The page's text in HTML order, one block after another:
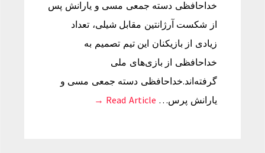
خداحافظی دسته جمعی مسی و یارانش پس
از شکست آرژانتین مقابل شیلی، تعداد
زیادی از بازیکنان این تیم تصمیم به
خداحافظی از بازی‌های ملی
گرفته‌اند.خداحافظی دسته جمعی مسی و
یارانش پرس… Read Article →